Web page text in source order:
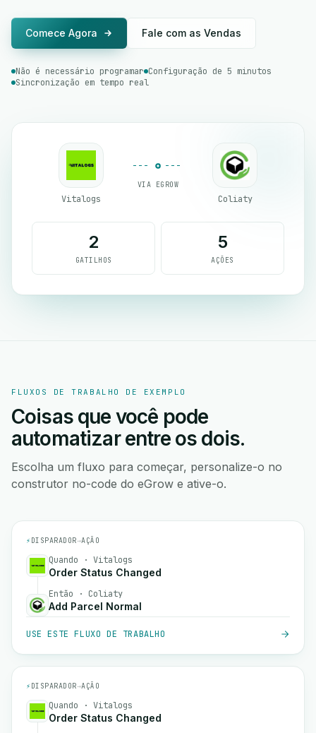
Comece Agora Fale com as Vendas
Não é necessário programar Configuração de 5 minutos
Sincronização em tempo real
Vitalogs
VIA EGROW
Coliaty
2
GATILHOS
5
AÇÕES
FLUXOS DE TRABALHO DE EXEMPLO
Coisas que você pode
automatizar entre os dois.
Escolha um fluxo para começar, personalize-o no
construtor no-code do eGrow e ative-o.
⚡ DISPARADOR→AÇÃO
Quando · Vitalogs
Order Status Changed
Então · Coliaty
Add Parcel Normal
USE ESTE FLUXO DE TRABALHO
⚡ DISPARADOR→AÇÃO
Quando · Vitalogs
Order Status Changed